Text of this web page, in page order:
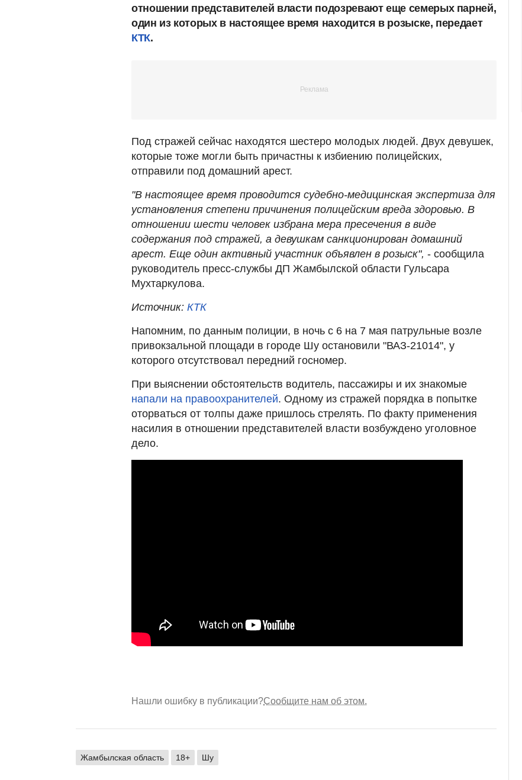
отношении представителей власти подозревают еще семерых парней,
один из которых в настоящее время находится в розыске, передает
КТК.
Под стражей сейчас находятся шестеро молодых людей. Двух девушек,
которые тоже могли быть причастны к избиению полицейских,
отправили под домашний арест.
"В настоящее время проводится судебно-медицинская экспертиза для
установления степени причинения полицейским вреда здоровью. В
отношении шести человек избрана мера пресечения в виде
содержания под стражей, а девушкам санкционирован домашний
арест. Еще один активный участник объявлен в розыск", - сообщила
руководитель пресс-службы ДП Жамбылской области Гульсара
Мухтаркулова.
Источник: КТК
Напомним, по данным полиции, в ночь с 6 на 7 мая патрульные возле
привокзальной площади в городе Шу остановили "ВАЗ-21014", у
которого отсутствовал передний госномер.
При выяснении обстоятельств водитель, пассажиры и их знакомые
напали на правоохранителей. Одному из стражей порядка в попытке
оторваться от толпы даже пришлось стрелять. По факту применения
насилия в отношении представителей власти возбуждено уголовное
дело.
Нашли ошибку в публикации?Сообщите нам об этом.
Жамбылская область 18+ Шу